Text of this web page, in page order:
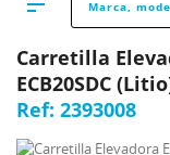
Carretilla
ECB20SDC
Ref: 2393008